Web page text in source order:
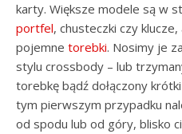
karty. Większe modele są w
portfel, chusteczki czy
pojemne torebki. Nosimy je
stylu crossbody – lub
torebkę bądź dołączony
tym pierwszym przypadku
od spodu lub od góry, blisko